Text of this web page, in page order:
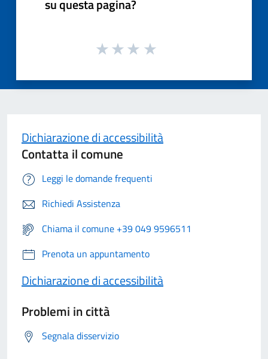
su questa pagina?
Dichiarazione di accessibilità
Contatta il comune
Leggi le domande frequenti
Richiedi Assistenza
Chiama il comune +39 049 9596511
Prenota un appuntamento
Dichiarazione di accessibilità
Problemi in città
Segnala disservizio